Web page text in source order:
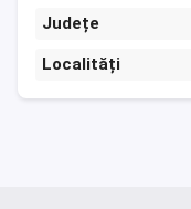
Județe
Localități